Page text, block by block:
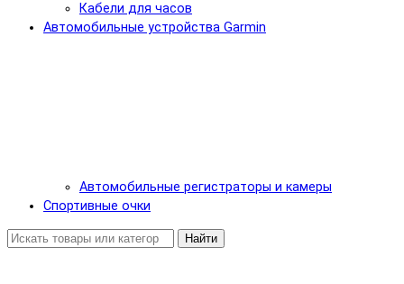
Кабели для часов
Автомобильные устройства Garmin
Автомобильные регистраторы и камеры
Спортивные очки
Найти